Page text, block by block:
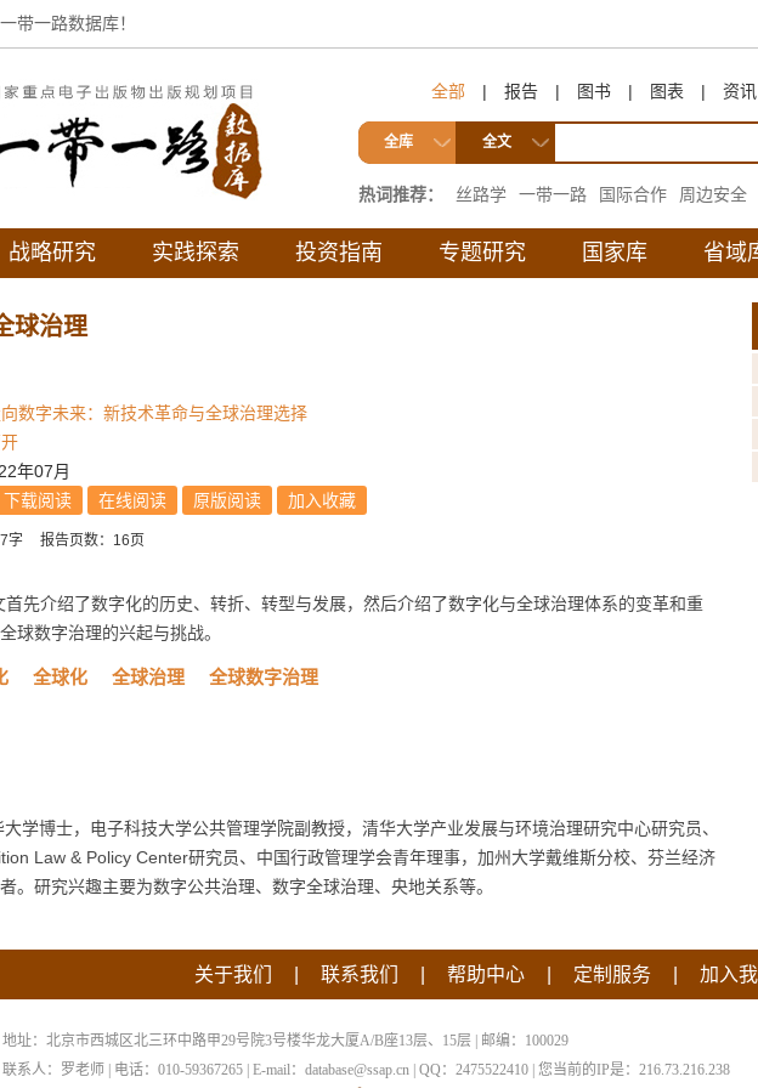
带一路数据库！
全部 | 报告 | 图书 | 图表 | 资讯
全库 全文
热词推荐： 丝路学 一带一路 国际合作
周边安全
互联互通
战略研究 实践探索 投资指南 专题研究 国家库 省域
球治理
数字未来：新技术革命与全球治理选择
年07月
下载阅读 在线阅读 原版阅读 加入收藏
字 报告页数：16页
首先介绍了数字化的历史、转折、转型与发展，然后介绍了数字化与全球治理体系的变革和重
球数字治理的兴起与挑战。
全球化 全球治理 全球数字治理
大学博士，电子科技大学公共管理学院副教授，清华大学产业发展与环境治理研究中心研究员、
Law & Policy Center研究员、中国行政管理学会青年理事，加州大学戴维斯分校、芬兰经济
。研究兴趣主要为数字公共治理、数字全球治理、央地关系等。
关于我们 联系我们 帮助中心 定制服务 加入
地址：北京市西城区北三环中路甲29号院3号楼华龙大厦A/B座13层、15层 | 邮编：100029
联系人：罗老师 | 电话：010-59367265 | E-mail：database@ssap.cn | QQ：2475522410 | 您当前的IP是： 216.73.216.238